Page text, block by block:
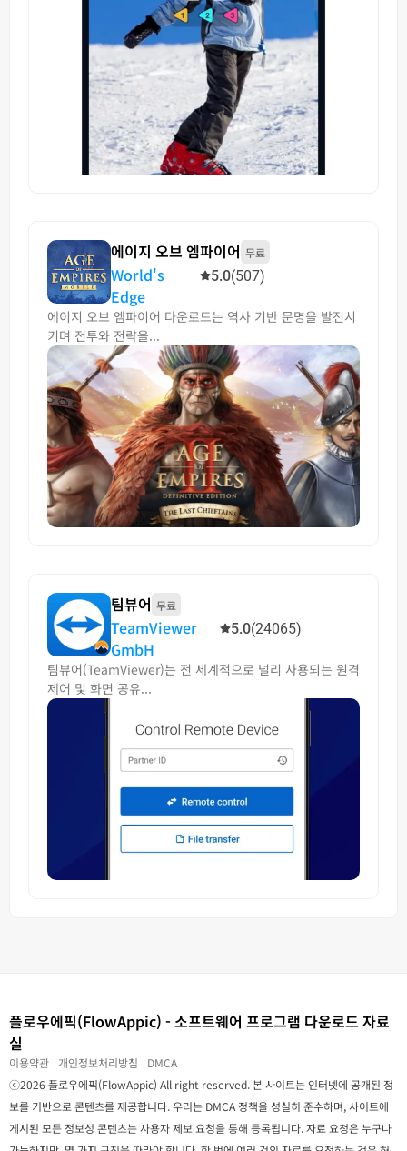
에이지 오브 엠파이어 무료
World's
Edge
5.0(507)
에이지 오브 엠파이어 다운로드는 역사 기반 문명을 발전시
키며 전투와 전략을...
팀뷰어 무료
TeamViewer
GmbH
5.0(24065)
팀뷰어(TeamViewer)는 전 세계적으로 널리 사용되는 원격
제어 및 화면 공유...
플로우에픽(FlowAppic) - 소프트웨어 프로그램 다운로드 자료
실
이용약관 개인정보처리방침
DMCA
ⓒ2026 플로우에픽(FlowAppic) All right reserved. 본 사이트는 인터넷에 공개된 정
보를 기반으로 콘텐츠를 제공합니다. 우리는 DMCA 정책을 성실히 준수하며, 사이트에
게시된 모든 정보성 콘텐츠는 사용자 제보 요청을 통해 등록됩니다. 자료 요청은 누구나